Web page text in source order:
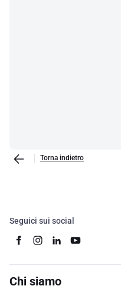
Torna indietro
Seguici sui social
Chi siamo